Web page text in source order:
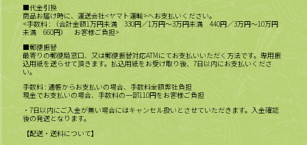
■代金引換
商品お届け時に、運送会社<ヤマト運輸>へお支払いください。
<手数料 : （合計金額1万円未満 330円／1万円～3万円未満 440円／3万円～10万円
未満 660円） お客様ご負担>
■郵便振替
最寄りの郵便局窓口、又は郵便振替対応ATMにてお支払いいただく方法です。専用振
込用紙を送らせて頂きます。払込用紙をお受け取り後、7日以内にお支払いくださ
い。
手数料 : 通帳からお支払いの場合、手数料全額弊社負担
現金でお支払いの場合、手数料の一部110円をお客様ご負担
・7日以内にご入金が無い場合にはキャンセル扱いとさせていただきます。入金確認
後の発送となります。
【配送・送料について】